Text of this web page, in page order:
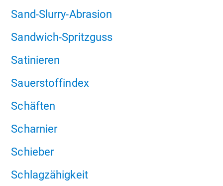
Sand-Slurry-Abrasion
Sandwich-Spritzguss
Satinieren
Sauerstoffindex
Schäften
Scharnier
Schieber
Schlagzähigkeit